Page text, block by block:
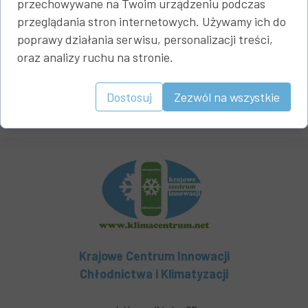
Krajowe Centrum Innowacji
Chłodnictwa i Klimatyzacji
przechowywane na Twoim urządzeniu podczas
przeglądania stron internetowych. Używamy ich do
poprawy działania serwisu, personalizacji treści,
oraz analizy ruchu na stronie.
Dostosuj Zezwól na wszystkie